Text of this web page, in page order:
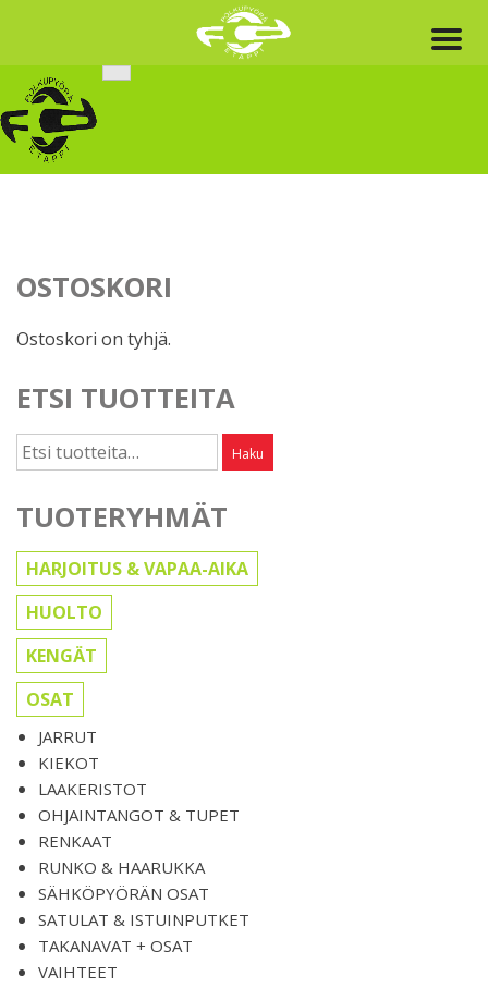
content
OSTOSKORI
Ostoskori on tyhjä.
ETSI TUOTTEITA
Etsi: Haku
TUOTERYHMÄT
HARJOITUS & VAPAA-AIKA
HUOLTO
KENGÄT
OSAT
JARRUT
KIEKOT
LAAKERISTOT
OHJAINTANGOT & TUPET
RENKAAT
RUNKO & HAARUKKA
SÄHKÖPYÖRÄN OSAT
SATULAT & ISTUINPUTKET
TAKANAVAT + OSAT
VAIHTEET